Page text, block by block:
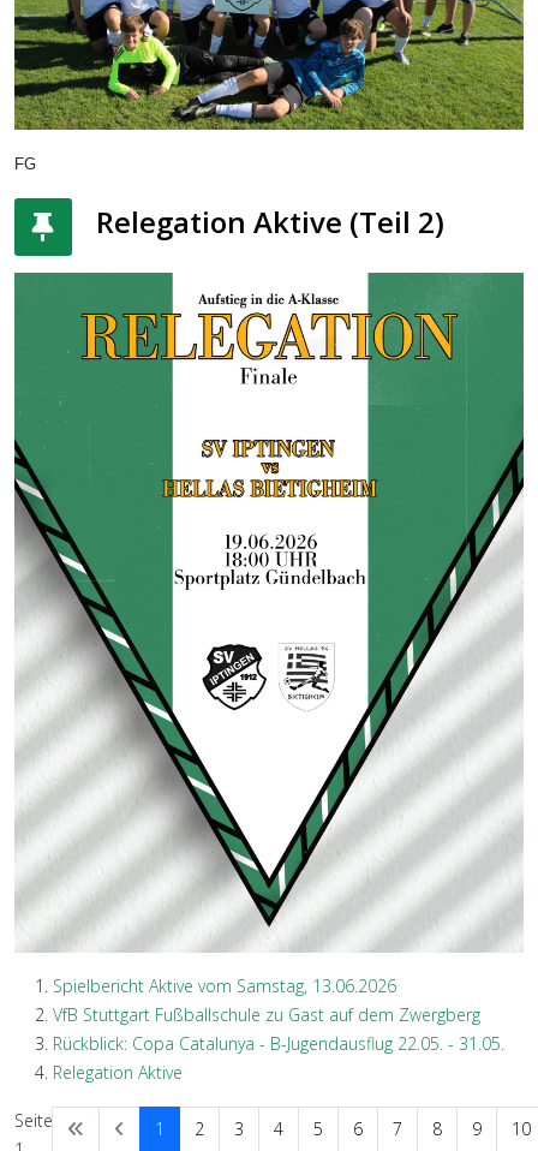
FG
Relegation Aktive (Teil 2)
Spielbericht Aktive vom Samstag, 13.06.2026
VfB Stuttgart Fußballschule zu Gast auf dem Zwergberg
Rückblick: Copa Catalunya - B-Jugendausflug 22.05. - 31.05.
Relegation Aktive
Seite
1 2 3 4 5 6 7 8 9 10